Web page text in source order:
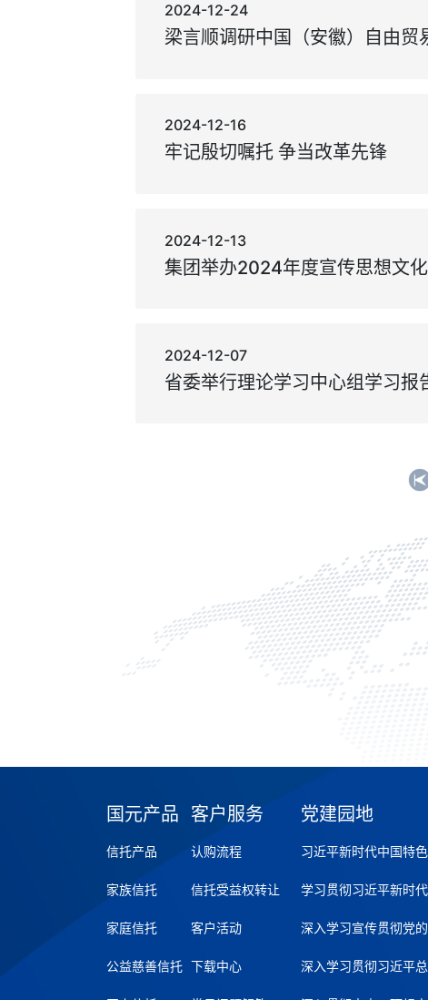
2024-12-24
2024-12-16
牢记殷切嘱托 争当改革先锋
2024-12-13
集团举办2024年度宣传思想文
2024-12-07
国元产品
信托产品
家族信托
家庭信托
公益慈善信托
客户服务
认购流程
信托受益权转让
客户活动
下载中心
党建园地
习近平新时代中国特
学习贯彻习近平新时
深入学习宣传贯彻党
深入学习贯彻习近平